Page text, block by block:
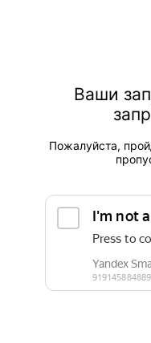
Ваши
Пожалуйста,